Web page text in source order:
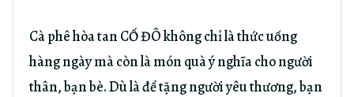
Cà phê hòa tan CỐ ĐÔ không chỉ là thức uống
hàng ngày mà còn là món quà ý nghĩa cho người
thân, bạn bè. Dù là để tặng người yêu thương, bạn